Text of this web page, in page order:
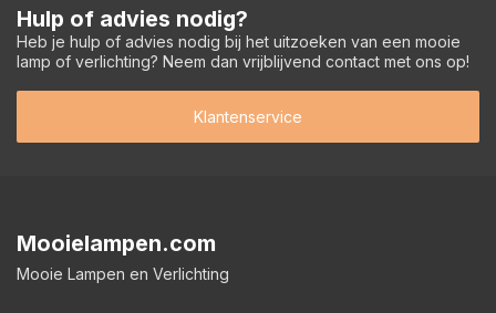
Hulp of advies nodig?
Heb je hulp of advies nodig bij het uitzoeken van een mooie
lamp of verlichting? Neem dan vrijblijvend contact met ons op!
Klantenservice
Mooielampen.com
Mooie Lampen en Verlichting